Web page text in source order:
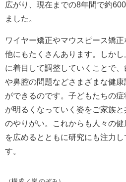
広がり、現在までの8年間で約
ました。
ワイヤー矯正やマウスピース矯
他にもたくさんあります。しかし
に着目して調整していくことで
や鼻腔の問題などさまざまな健
ができるのです。子どもたちの
が明るくなっていく姿をご家族
のやりがい。これからも人々の
を広めるとともに研究にも注力
す。